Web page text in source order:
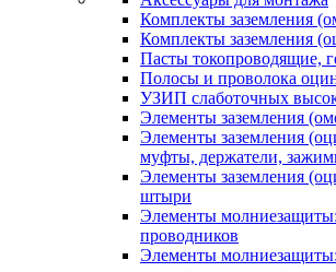
Комплекты заземления
Комплекты заземления
Пасты токопроводящие,
Полосы и проволока
УЗИП слаботочных
Элементы заземления
Элементы заземления
муфты, держатели,
Элементы заземления
штыри
Элементы
проводников
Элементы